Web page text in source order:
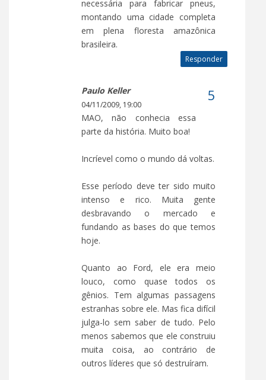
necessária para fabricar pneus,
montando uma cidade completa
em plena floresta amazônica
brasileira.
Responder
Paulo Keller
04/11/2009, 19:00
MAO, não conhecia essa
parte da história. Muito boa!
Incríevel como o mundo dá voltas.
Esse período deve ter sido muito
intenso e rico. Muita gente
desbravando o mercado e
fundando as bases do que temos
hoje.
Quanto ao Ford, ele era meio
louco, como quase todos os
gênios. Tem algumas passagens
estranhas sobre ele. Mas fica difícil
julga-lo sem saber de tudo. Pelo
menos sabemos que ele construiu
muita coisa, ao contrário de
outros líderes que só destruíram.